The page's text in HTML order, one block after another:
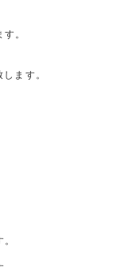
。
ます。